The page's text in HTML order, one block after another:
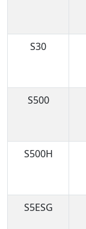
S30
S500
S500H
S5ESG